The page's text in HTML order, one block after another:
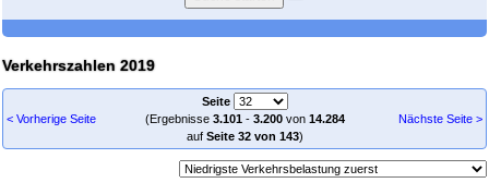
Verkehrszahlen 2019
< Vorherige Seite
Seite
(Ergebnisse 3.101- 3.200von 14.284
auf Seite 32 von 143)
Nächste Seite >